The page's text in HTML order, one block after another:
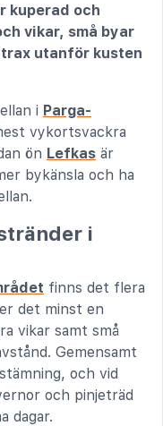
kuperad och
vikar, små byar
utanför kusten
i Parga-
vykortsvackra
ön Lefkas är
bykänsla och ha
i
finns det flera
det minst en
vikar samt små
Gemensamt
och vid
och pinjeträd
dagar.